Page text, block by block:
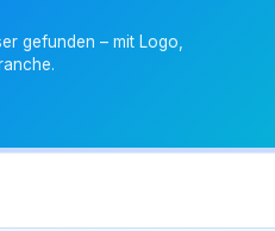
gefunden – mit Logo,